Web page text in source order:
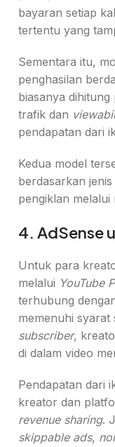
bayaran setiap
tertentu yang
Sementara itu,
penghasilan
biasanya
trafik dan
pendapatan dari
Kedua model
berdasarkan
pengiklan melalui
4. AdSense
Untuk para
melalui YouTube
terhubung
memenuhi syarat
subscriber,
di dalam video
Pendapatan dari
kreator dan
revenue sharing.
skippable ads,